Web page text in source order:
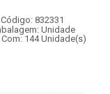
Código: 832331
Unidade
Com: 144 Unidade(s)